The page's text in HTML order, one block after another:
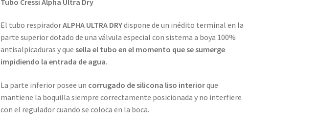
El tubo respiradorALPHA ULTRA DRYdispone de un inédito terminal en la
parte superior dotado de una válvula especial con sistema a boya 100%
antisalpicaduras y quesella el tubo en el momento que se sumerge
impidiendo la entrada de agua.
La parte inferior posee un corrugado de silicona liso interiorque
mantiene la boquilla siempre correctamente posicionada y no interfiere
con el regulador cuando se coloca en la boca.